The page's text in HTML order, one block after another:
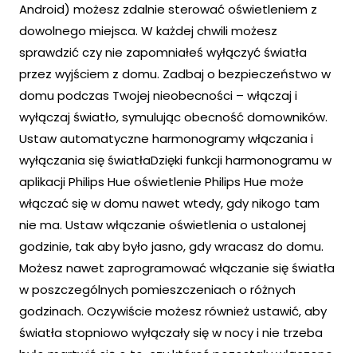
Android) możesz zdalnie sterować oświetleniem z
dowolnego miejsca. W każdej chwili możesz
sprawdzić czy nie zapomniałeś wyłączyć światła
przez wyjściem z domu. Zadbaj o bezpieczeństwo w
domu podczas Twojej nieobecności – włączaj i
wyłączaj światło, symulując obecność domowników.
Ustaw automatyczne harmonogramy włączania i
wyłączania się światłaDzięki funkcji harmonogramu w
aplikacji Philips Hue oświetlenie Philips Hue może
włączać się w domu nawet wtedy, gdy nikogo tam
nie ma. Ustaw włączanie oświetlenia o ustalonej
godzinie, tak aby było jasno, gdy wracasz do domu.
Możesz nawet zaprogramować włączanie się światła
w poszczególnych pomieszczeniach o różnych
godzinach. Oczywiście możesz również ustawić, aby
światła stopniowo wyłączały się w nocy i nie trzeba